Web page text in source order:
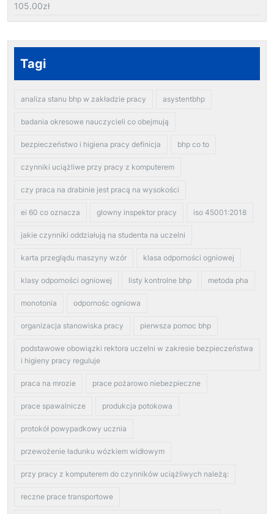
105.00zł
Tagi
analiza stanu bhp w zakładzie pracy asystentbhp
badania okresowe nauczycieli co obejmują
bezpieczeństwo i higiena pracy definicja bhp co to
czynniki uciążliwe przy pracy z komputerem
czy praca na drabinie jest pracą na wysokości
ei 60 co oznacza glowny inspektor pracy iso 45001:2018
jakie czynniki oddziałują na studenta na uczelni
karta przeglądu maszyny wzór klasa odporności ogniowej
klasy odporności ogniowej listy kontrolne bhp metoda pha
monotonia odpornośc ogniowa
organizacja stanowiska pracy pierwsza pomoc bhp
podstawowe obowiązki rektora uczelni w zakresie bezpieczeństwa
i higieny pracy reguluje
praca na mrozie prace pożarowo niebezpieczne
prace spawalnicze produkcja potokowa
protokół powypadkowy ucznia
przewożenie ładunku wózkiem widłowym
przy pracy z komputerem do czynników uciążliwych należą:
reczne prace transportowe